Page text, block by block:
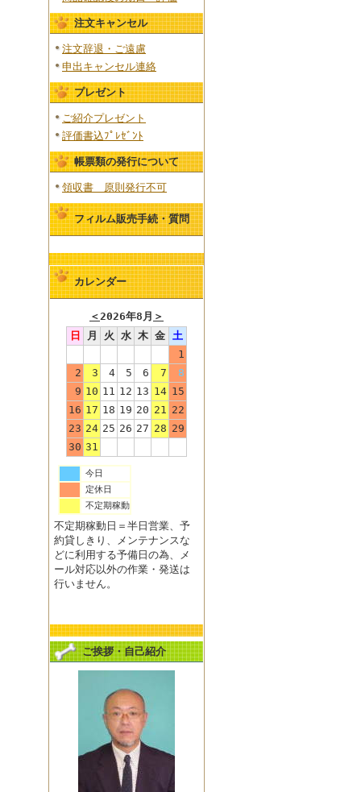
注文キャンセル
注文辞退・ご遠慮
申出キャンセル連絡
プレゼント
ご紹介プレゼント
評価書込ﾌﾟﾚｾﾞﾝﾄ
帳票類の発行について
領収書 原則発行不可
フィルム販売手続・質問
カレンダー
＜ 2026年8月 ＞
日
月 火 水 木 金
土
1
2
3 4 5 6 7
8
9 10 11 12 13 14 15
16 17 18 19 20 21
22
23 24 25 26 27 28 29
30 31
今日
定休日
不定期稼動
不定期稼動日＝半日営業、予
約貸しきり、メンテナンスな
どに利用する予備日の為、メ
ール対応以外の作業・発送は
行いません。
ご挨拶・自己紹介